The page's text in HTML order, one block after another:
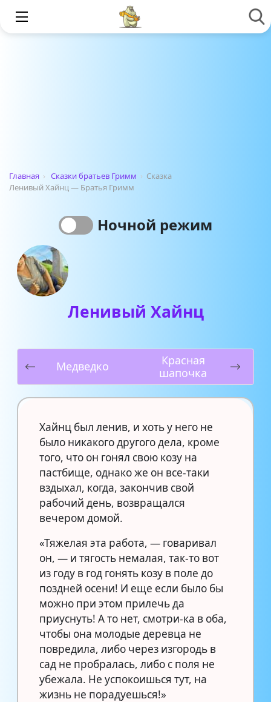
Главная › Сказки братьев Гримм › Сказка
Ленивый Хайнц — Братья Гримм
Ночной режим
Ленивый Хайнц
Медведко
Красная
шапочка
Хайнц был ленив, и хоть у него не
было никакого другого дела, кроме
того, что он гонял свою козу на
пастбище, однако же он все-таки
вздыхал, когда, закончив свой
рабочий день, возвращался
вечером домой.
«Тяжелая эта работа, — говаривал
он, — и тягость немалая, так-то вот
из году в год гонять козу в поле до
поздней осени! И еще если было бы
можно при этом прилечь да
приуснуть! А то нет, смотри-ка в оба,
чтобы она молодые деревца не
повредила, либо через изгородь в
сад не пробралась, либо с поля не
убежала. Не успокоишься тут, на
жизнь не порадуешься!»